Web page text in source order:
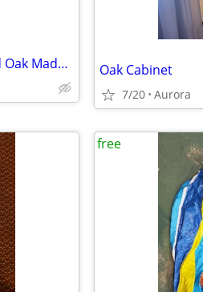
Mercier Engineered Flooring | Red Oak Madera Oak Cabinet
7/20 Aurora
free